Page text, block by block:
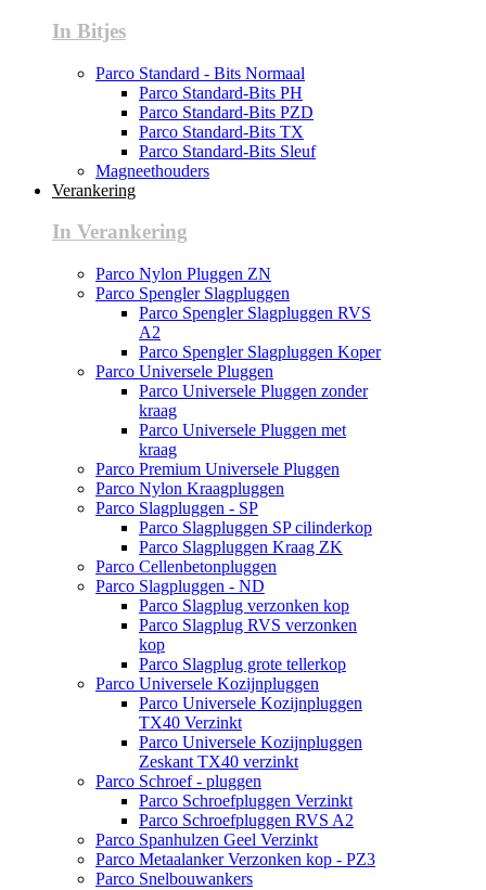
In Bitjes
Parco Standard - Bits Normaal
Parco Standard-Bits PH
Parco Standard-Bits PZD
Parco Standard-Bits TX
Parco Standard-Bits Sleuf
Magneethouders
Verankering
In Verankering
Parco Nylon Pluggen ZN
Parco Spengler Slagpluggen
Parco Spengler Slagpluggen RVS
A2
Parco Spengler Slagpluggen Koper
Parco Universele Pluggen
Parco Universele Pluggen zonder
kraag
Parco Universele Pluggen met
kraag
Parco Premium Universele Pluggen
Parco Nylon Kraagpluggen
Parco Slagpluggen - SP
Parco Slagpluggen SP cilinderkop
Parco Slagpluggen Kraag ZK
Parco Cellenbetonpluggen
Parco Slagpluggen - ND
Parco Slagplug verzonken kop
Parco Slagplug RVS verzonken
kop
Parco Slagplug grote tellerkop
Parco Universele Kozijnpluggen
Parco Universele Kozijnpluggen
TX40 Verzinkt
Parco Universele Kozijnpluggen
Zeskant TX40 verzinkt
Parco Schroef - pluggen
Parco Schroefpluggen Verzinkt
Parco Schroefpluggen RVS A2
Parco Spanhulzen Geel Verzinkt
Parco Metaalanker Verzonken kop - PZ3
Parco Snelbouwankers